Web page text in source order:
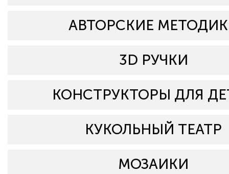
АВТОРСКИЕ
3D РУЧКИ
КОНСТРУКТОРЫ ДЛЯ
КУКОЛЬНЫЙ ТЕАТР
МОЗАИКИ